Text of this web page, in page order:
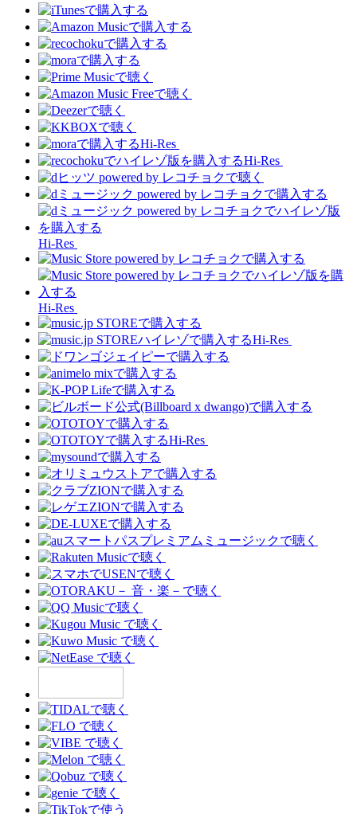
Hi-Res
Hi-Res
Hi-Res
Hi-Res
Hi-Res
Hi-Res